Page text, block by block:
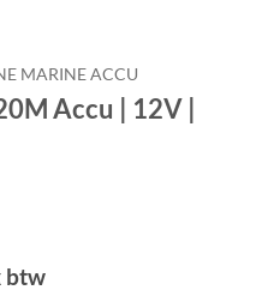
MARINE ACCU
Accu | 12V |
btw